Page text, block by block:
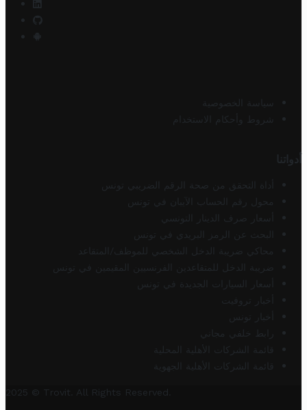
سياسة الخصوصية
شروط وأحكام الاستخدام
أدواتنا
أداة التحقق من صحة الرقم الضريبي تونس
محول رقم الحساب الآيبان في تونس
أسعار صرف الدينار التونسي
البحث عن الرمز البريدي في تونس
محاكي ضريبة الدخل الشخصي للموظف/المتقاعد
ضريبة الدخل للمتقاعدين الفرنسيين المقيمين في تونس
أسعار السيارات الجديدة في تونس
أخبار تروفيت
أخبار تونس
رابط خلفي مجاني
قائمة الشركات الأهلية المحلية
قائمة الشركات الأهلية الجهوية
2025 © Trovit. All Rights Reserved.